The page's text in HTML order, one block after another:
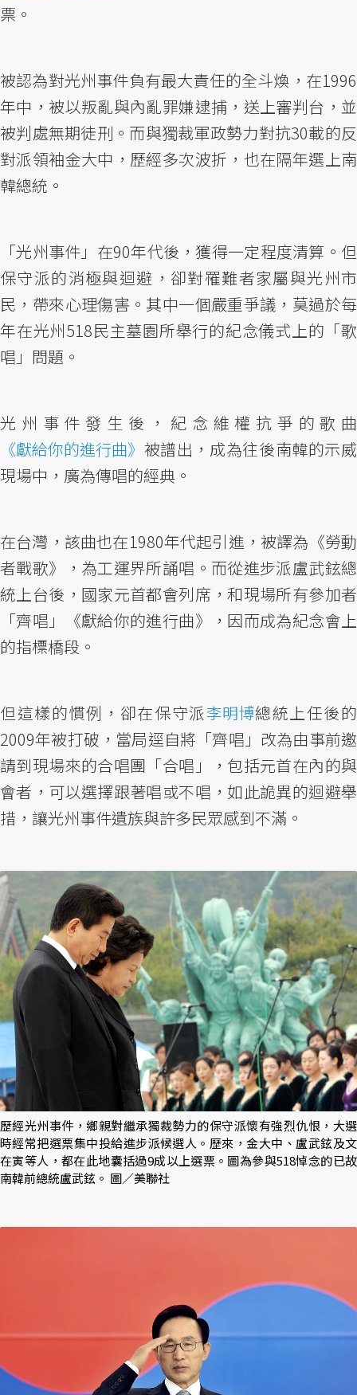
票。
被認為對光州事件負有最大責任的全斗煥，在1996
年中，被以叛亂與內亂罪嫌逮捕，送上審判台，並
被判處無期徒刑。而與獨裁軍政勢力對抗30載的反
對派領袖金大中，歷經多次波折，也在隔年選上南
韓總統。
「光州事件」在90年代後，獲得一定程度清算。但
保守派的消極與迴避，卻對罹難者家屬與光州市
民，帶來心理傷害。其中一個嚴重爭議，莫過於每
年在光州518民主墓園所舉行的紀念儀式上的「歌
唱」問題。
光州事件發生後，紀念維權抗爭的歌曲
《獻給你的進行曲》 被譜出，成為往後南韓的示威
現場中，廣為傳唱的經典。
在台灣，該曲也在1980年代起引進，被譯為《勞動
者戰歌》，為工運界所誦唱。而從進步派盧武鉉總
統上台後，國家元首都會列席，和現場所有參加者
「齊唱」《獻給你的進行曲》，因而成為紀念會上
的指標橋段。
但這樣的慣例，卻在保守派李明博總統上任後的
2009年被打破，當局逕自將「齊唱」改為由事前邀
請到現場來的合唱團「合唱」，包括元首在內的與
會者，可以選擇跟著唱或不唱，如此詭異的迴避舉
措，讓光州事件遺族與許多民眾感到不滿。
歷經光州事件，鄉親對繼承獨裁勢力的保守派懷有強烈仇恨，大選
時經常把選票集中投給進步派候選人。歷來，金大中、盧武鉉及文
在寅等人，都在此地囊括過9成以上選票。圖為參與518悼念的已故
南韓前總統盧武鉉。 圖／美聯社